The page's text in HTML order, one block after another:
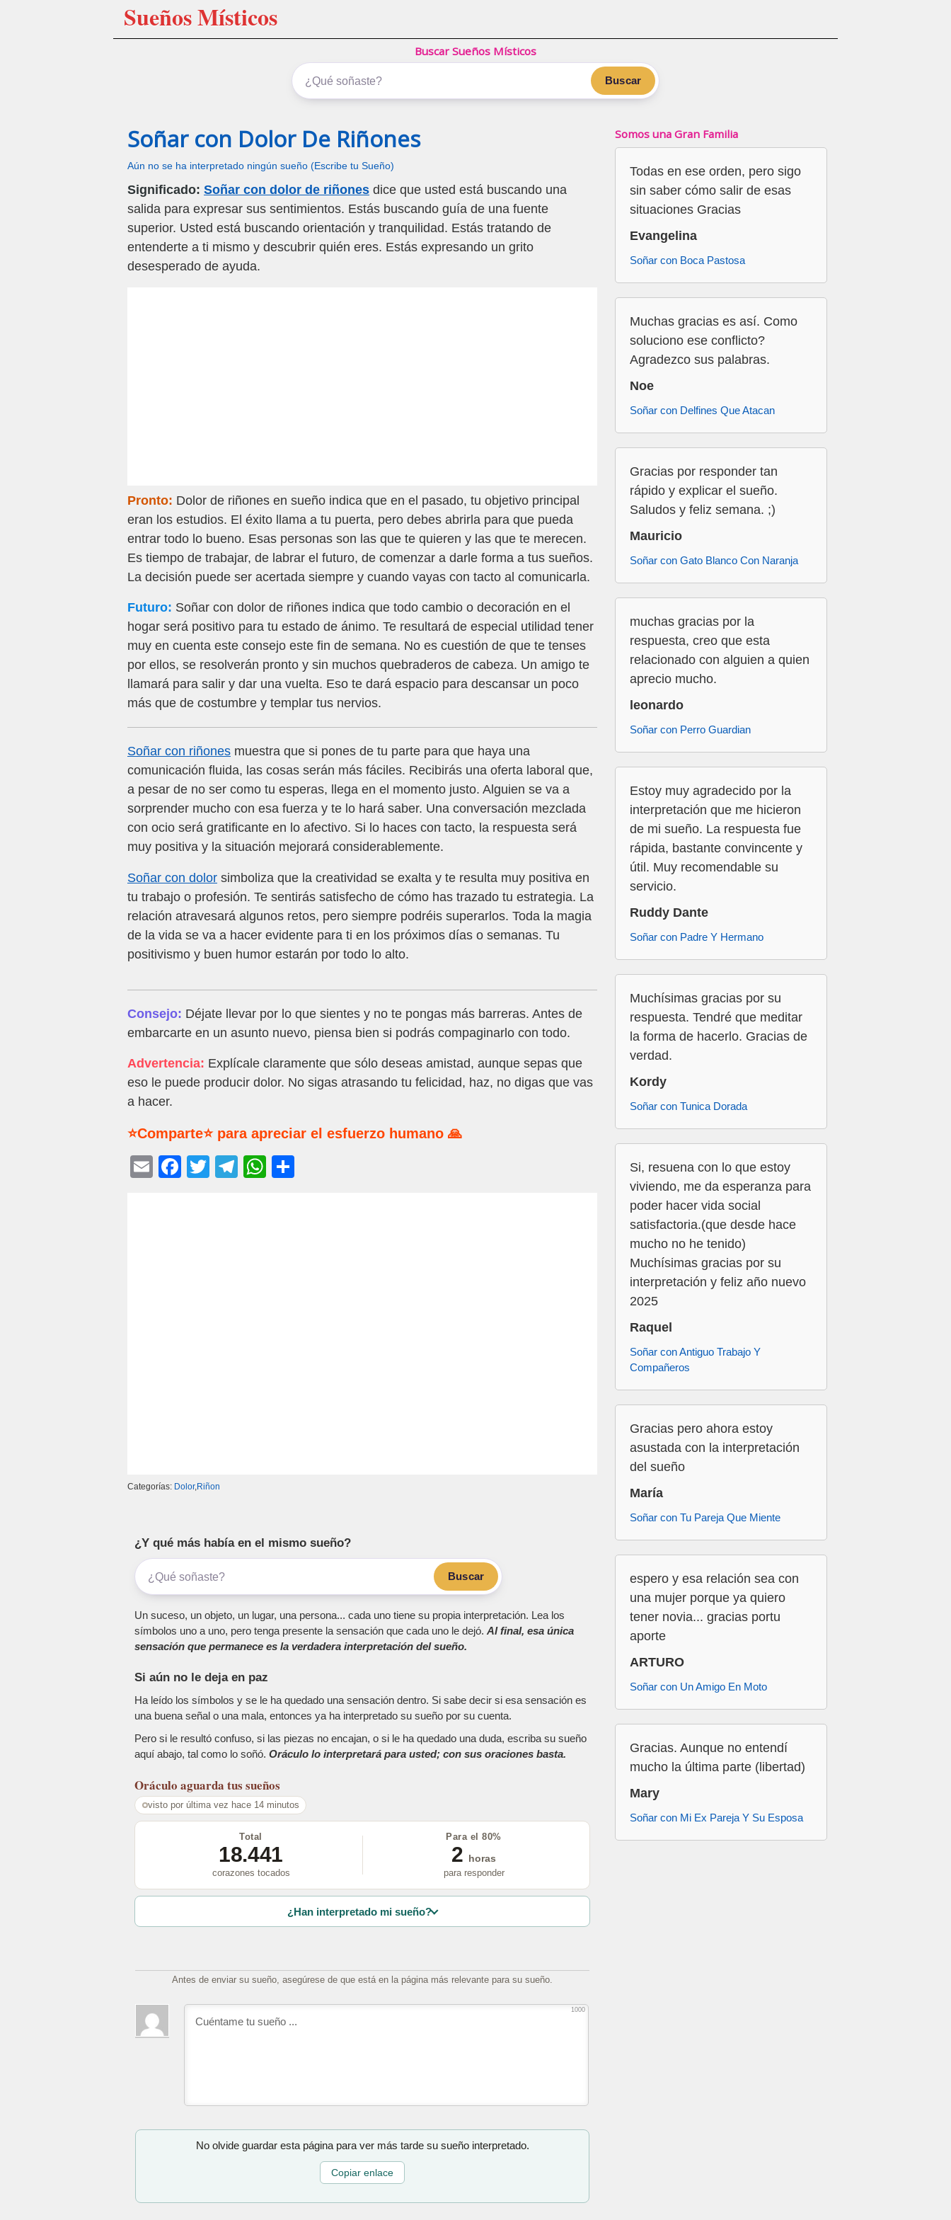
Sueños Místicos
Buscar Sueños Místicos
Buscar
Soñar con Dolor De Riñones
Aún no se ha interpretado ningún sueño (Escribe tu Sueño)
Significado: Soñar con dolor de riñones dice que usted está buscando una
salida para expresar sus sentimientos. Estás buscando guía de una fuente
superior. Usted está buscando orientación y tranquilidad. Estás tratando de
entenderte a ti mismo y descubrir quién eres. Estás expresando un grito
desesperado de ayuda.
Pronto: Dolor de riñones en sueño indica que en el pasado, tu objetivo principal
eran los estudios. El éxito llama a tu puerta, pero debes abrirla para que pueda
entrar todo lo bueno. Esas personas son las que te quieren y las que te merecen.
Es tiempo de trabajar, de labrar el futuro, de comenzar a darle forma a tus sueños.
La decisión puede ser acertada siempre y cuando vayas con tacto al comunicarla.
Futuro: Soñar con dolor de riñones indica que todo cambio o decoración en el
hogar será positivo para tu estado de ánimo. Te resultará de especial utilidad tener
muy en cuenta este consejo este fin de semana. No es cuestión de que te tenses
por ellos, se resolverán pronto y sin muchos quebraderos de cabeza. Un amigo te
llamará para salir y dar una vuelta. Eso te dará espacio para descansar un poco
más que de costumbre y templar tus nervios.
Soñar con riñones muestra que si pones de tu parte para que haya una
comunicación fluida, las cosas serán más fáciles. Recibirás una oferta laboral que,
a pesar de no ser como tu esperas, llega en el momento justo. Alguien se va a
sorprender mucho con esa fuerza y te lo hará saber. Una conversación mezclada
con ocio será gratificante en lo afectivo. Si lo haces con tacto, la respuesta será
muy positiva y la situación mejorará considerablemente.
Soñar con dolor simboliza que la creatividad se exalta y te resulta muy positiva en
tu trabajo o profesión. Te sentirás satisfecho de cómo has trazado tu estrategia. La
relación atravesará algunos retos, pero siempre podréis superarlos. Toda la magia
de la vida se va a hacer evidente para ti en los próximos días o semanas. Tu
positivismo y buen humor estarán por todo lo alto.
Consejo: Déjate llevar por lo que sientes y no te pongas más barreras. Antes de
embarcarte en un asunto nuevo, piensa bien si podrás compaginarlo con todo.
Advertencia: Explícale claramente que sólo deseas amistad, aunque sepas que
eso le puede producir dolor. No sigas atrasando tu felicidad, haz, no digas que vas
a hacer.
⭐Comparte⭐ para apreciar el esfuerzo humano 🙏
E
F
T
T
W
Categorías: Dolor,Riñon
¿Y qué más había en el mismo sueño?
Buscar
Un suceso, un objeto, un lugar, una persona... cada uno tiene su propia interpretación. Lea los
símbolos uno a uno, pero tenga presente la sensación que cada uno le dejó. Al final, esa única
sensación que permanece es la verdadera interpretación del sueño.
Si aún no le deja en paz
Ha leído los símbolos y se le ha quedado una sensación dentro. Si sabe decir si esa sensación es
una buena señal o una mala, entonces ya ha interpretado su sueño por su cuenta.
Pero si le resultó confuso, si las piezas no encajan, o si le ha quedado una duda, escriba su sueño
aquí abajo, tal como lo soñó. Oráculo lo interpretará para usted; con sus oraciones basta.
Oráculo aguarda tus sueños
visto por última vez hace 14 minutos
Total
18.441
corazones tocados
Para el 80%
2
horas
para responder
¿Han interpretado mi sueño?
Antes de enviar su sueño, asegúrese de que está en la página más relevante para su sueño.
1000
No olvide guardar esta página para ver más tarde su sueño interpretado.
Copiar enlace
Somos una Gran Familia
Todas en ese orden, pero sigo
sin saber cómo salir de esas
situaciones Gracias
Evangelina
Soñar con Boca Pastosa
Muchas gracias es así. Como
soluciono ese conflicto?
Agradezco sus palabras.
Noe
Soñar con Delfines Que Atacan
Gracias por responder tan
rápido y explicar el sueño.
Saludos y feliz semana. ;)
Mauricio
Soñar con Gato Blanco Con Naranja
muchas gracias por la
respuesta, creo que esta
relacionado con alguien a quien
aprecio mucho.
leonardo
Soñar con Perro Guardian
Estoy muy agradecido por la
interpretación que me hicieron
de mi sueño. La respuesta fue
rápida, bastante convincente y
útil. Muy recomendable su
servicio.
Ruddy Dante
Soñar con Padre Y Hermano
Muchísimas gracias por su
respuesta. Tendré que meditar
la forma de hacerlo. Gracias de
verdad.
Kordy
Soñar con Tunica Dorada
Si, resuena con lo que estoy
viviendo, me da esperanza para
poder hacer vida social
satisfactoria.(que desde hace
mucho no he tenido)
Muchísimas gracias por su
interpretación y feliz año nuevo
2025
Raquel
Soñar con Antiguo Trabajo Y
Compañeros
Gracias pero ahora estoy
asustada con la interpretación
del sueño
María
Soñar con Tu Pareja Que Miente
espero y esa relación sea con
una mujer porque ya quiero
tener novia... gracias portu
aporte
ARTURO
Soñar con Un Amigo En Moto
Gracias. Aunque no entendí
mucho la última parte (libertad)
Mary
Soñar con Mi Ex Pareja Y Su Esposa